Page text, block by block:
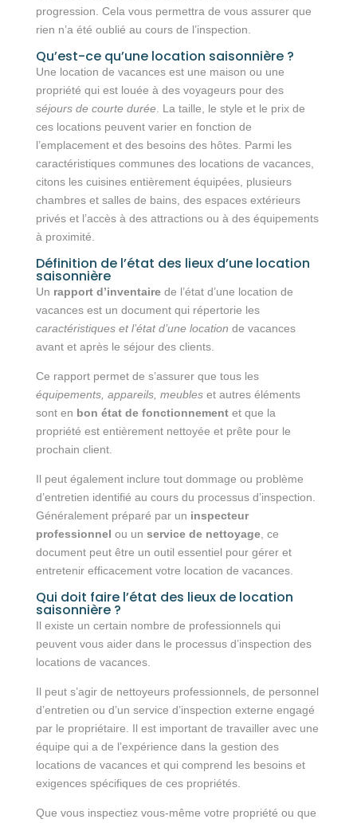
progression. Cela vous permettra de vous assurer que
rien n’a été oublié au cours de l’inspection.
Qu’est-ce qu’une location saisonnière ?
Une location de vacances est une maison ou une
propriété qui est louée à des voyageurs pour des
séjours de courte durée. La taille, le style et le prix de
ces locations peuvent varier en fonction de
l’emplacement et des besoins des hôtes. Parmi les
caractéristiques communes des locations de vacances,
citons les cuisines entièrement équipées, plusieurs
chambres et salles de bains, des espaces extérieurs
privés et l’accès à des attractions ou à des équipements
à proximité.
Définition de l’état des lieux d’une location
saisonnière
Un rapport d’inventairede l’état d’une location de
vacances est un document qui répertorie les
caractéristiques et l’état d’une location de vacances
avant et après le séjour des clients.
Ce rapport permet de s’assurer que tous les
équipements, appareils, meubleset autres éléments
sont en bon état de fonctionnementet que la
propriété est entièrement nettoyée et prête pour le
prochain client.
Il peut également inclure tout dommage ou problème
d’entretien identifié au cours du processus d’inspection.
Généralement préparé par un inspecteur
professionnel ou un service de nettoyage, ce
document peut être un outil essentiel pour gérer et
entretenir efficacement votre location de vacances.
Qui doit faire l’état des lieux de location
saisonnière ?
Il existe un certain nombre de professionnels qui
peuvent vous aider dans le processus d’inspection des
locations de vacances.
Il peut s’agir de nettoyeurs professionnels, de personnel
d’entretien ou d’un service d’inspection externe engagé
par le propriétaire. Il est important de travailler avec une
équipe qui a de l’expérience dans la gestion des
locations de vacances et qui comprend les besoins et
exigences spécifiques de ces propriétés.
Que vous inspectiez vous-même votre propriété ou que